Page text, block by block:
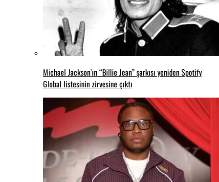
Michael Jackson’ın “Billie Jean” şarkısı yeniden Spotify
Global listesinin zirvesine çıktı